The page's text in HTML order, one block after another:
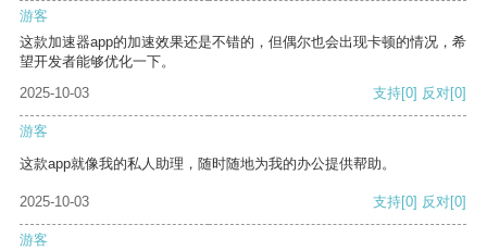
游客
这款加速器app的加速效果还是不错的，但偶尔也会出现卡顿的情况，希
望开发者能够优化一下。
2025-10-03
支持[0] 反对[0]
游客
这款app就像我的私人助理，随时随地为我的办公提供帮助。
2025-10-03 支持[0] 反对[0]
游客